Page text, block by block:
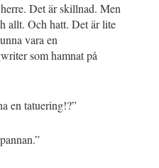
Det är skillnad. Men
allt. Och hatt. Det är lite
vara en
som hamnat på
en tatuering!?”